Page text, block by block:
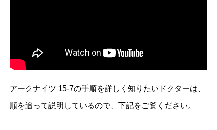
アークナイツ 15-7の手順を詳しく知りたいドクターは、
順を追って説明しているので、下記をご覧ください。